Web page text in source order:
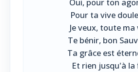
Pour ta vive
Je veux, toute ma
Te bénir, bon
Ta grâce est
Et rien jusqu'à la